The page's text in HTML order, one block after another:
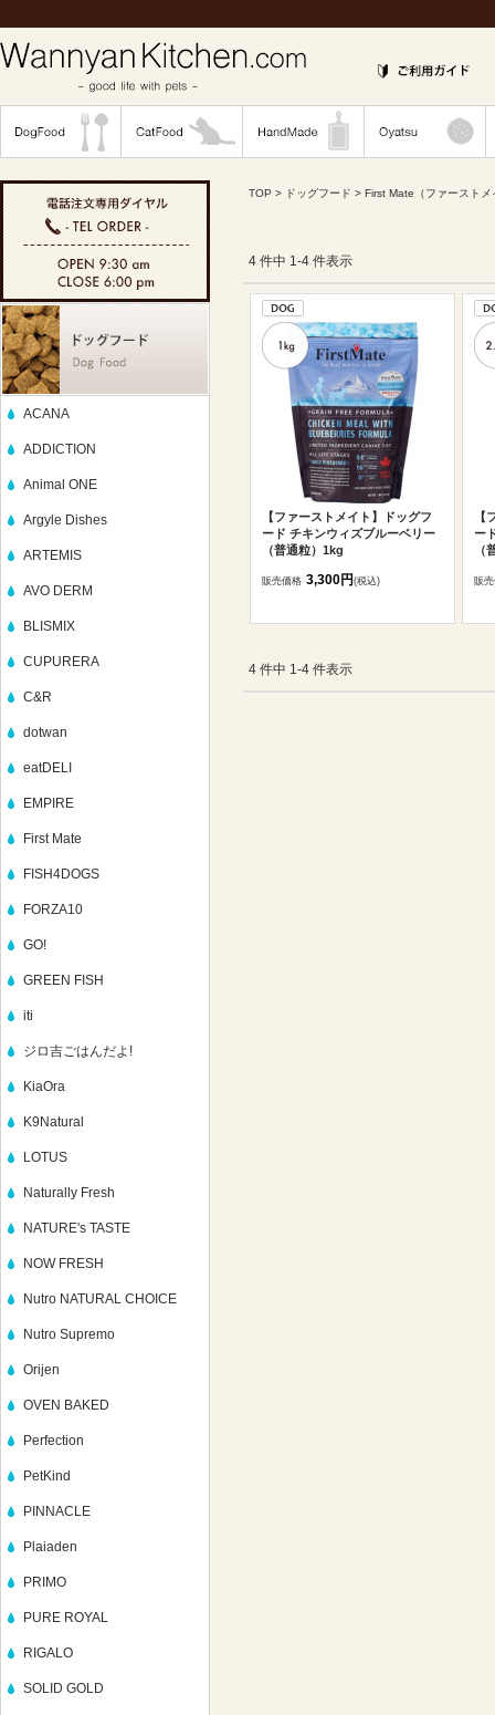
ACANA
ADDICTION
Animal ONE
Argyle Dishes
ARTEMIS
AVO DERM
BLISMIX
CUPURERA
C&R
dotwan
eatDELI
EMPIRE
First Mate
FISH4DOGS
FORZA10
GO!
GREEN FISH
iti
ジロ吉ごはんだよ!
KiaOra
K9Natural
LOTUS
Naturally Fresh
NATURE's TASTE
NOW FRESH
Nutro NATURAL CHOICE
Nutro Supremo
Orijen
OVEN BAKED
Perfection
PetKind
PINNACLE
Plaiaden
PRIMO
PURE ROYAL
RIGALO
SOLID GOLD
TOP > ドッグフード > First Mate（ファーストメ
4 件中 1-4 件表示
【ファーストメイト】ドッグフ
ード チキンウィズブルーベリー
（普通粒）1kg
販売価格 3,300円(税込)
【
ー
（
販
4 件中 1-4 件表示